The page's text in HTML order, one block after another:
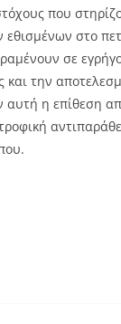
που
στο
σε
την
η επίθεση